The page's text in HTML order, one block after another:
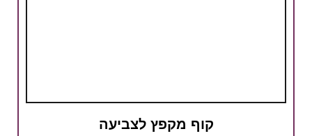
קוף מקפץ לצביעה